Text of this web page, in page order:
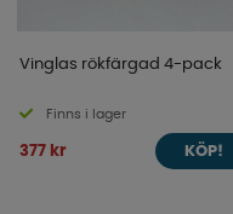
Vinglas rökfärgad 4-pack
Finns i lager
377 kr KÖP!